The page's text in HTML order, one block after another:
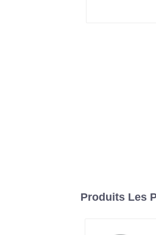
Produits Les